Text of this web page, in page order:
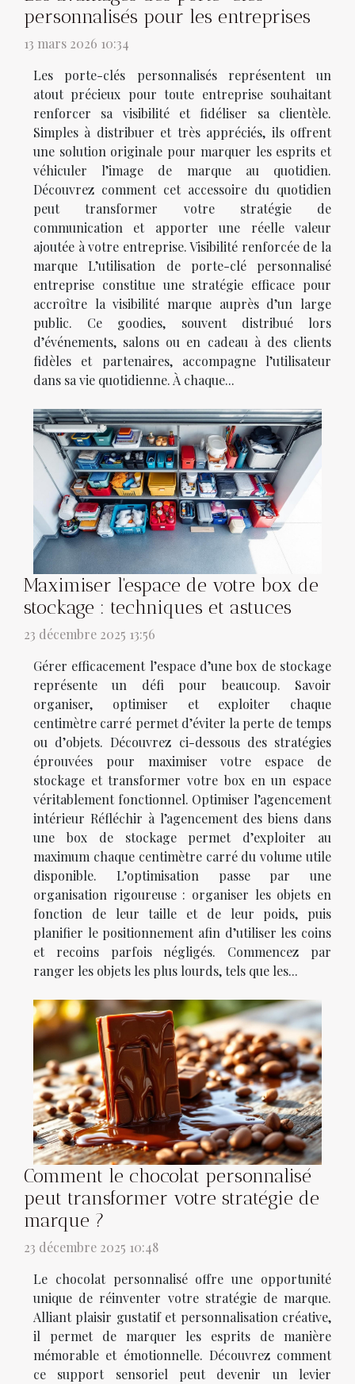
personnalisés pour les entreprises
13 mars 2026 10:34
Les porte-clés personnalisés représentent un
atout précieux pour toute entreprise souhaitant
renforcer sa visibilité et fidéliser sa clientèle.
Simples à distribuer et très appréciés, ils offrent
une solution originale pour marquer les esprits et
véhiculer l’image de marque au quotidien.
Découvrez comment cet accessoire du quotidien
peut transformer votre stratégie de
communication et apporter une réelle valeur
ajoutée à votre entreprise. Visibilité renforcée de la
marque L’utilisation de porte-clé personnalisé
entreprise constitue une stratégie efficace pour
accroître la visibilité marque auprès d’un large
public. Ce goodies, souvent distribué lors
d’événements, salons ou en cadeau à des clients
fidèles et partenaires, accompagne l’utilisateur
dans sa vie quotidienne. À chaque...
Maximiser l'espace de votre box de
stockage : techniques et astuces
23 décembre 2025 13:56
Gérer efficacement l’espace d’une box de stockage
représente un défi pour beaucoup. Savoir
organiser, optimiser et exploiter chaque
centimètre carré permet d’éviter la perte de temps
ou d’objets. Découvrez ci-dessous des stratégies
éprouvées pour maximiser votre espace de
stockage et transformer votre box en un espace
véritablement fonctionnel. Optimiser l’agencement
intérieur Réfléchir à l’agencement des biens dans
une box de stockage permet d’exploiter au
maximum chaque centimètre carré du volume utile
disponible. L’optimisation passe par une
organisation rigoureuse : organiser les objets en
fonction de leur taille et de leur poids, puis
planifier le positionnement afin d’utiliser les coins
et recoins parfois négligés. Commencez par
ranger les objets les plus lourds, tels que les...
Comment le chocolat personnalisé
peut transformer votre stratégie de
marque ?
23 décembre 2025 10:48
Le chocolat personnalisé offre une opportunité
unique de réinventer votre stratégie de marque.
Alliant plaisir gustatif et personnalisation créative,
il permet de marquer les esprits de manière
mémorable et émotionnelle. Découvrez comment
ce support sensoriel peut devenir un levier